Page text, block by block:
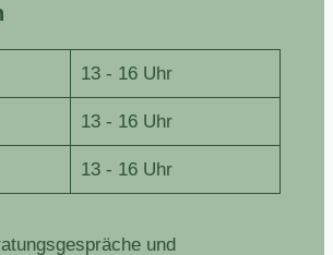
13 - 16 Uhr
13 - 16 Uhr
13 - 16 Uhr
und